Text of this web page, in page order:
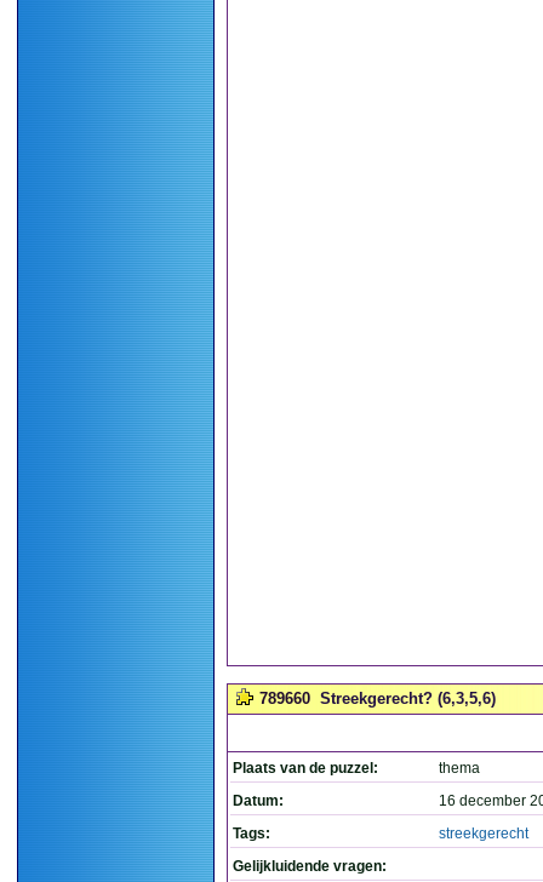
789660 Streekgerecht? (6,3,5,6)
Plaats van de puzzel:
thema
Datum:
16 december
Tags:
streekgerecht
Gelijkluidende vragen: